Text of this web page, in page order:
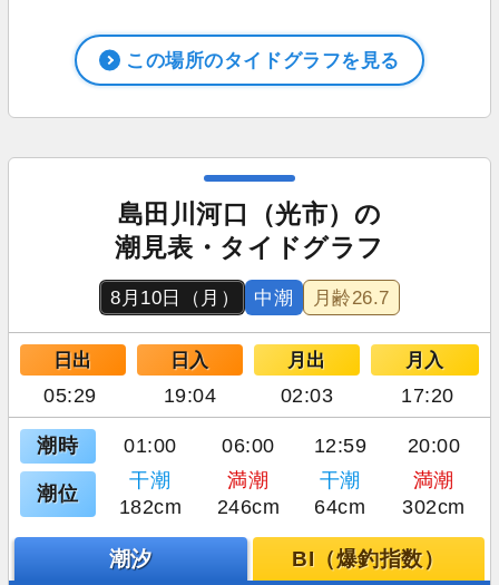
この場所のタイドグラフを見る
島田川河口（光市）の
潮見表・タイドグラフ
8月10日（月） 中潮 月齢26.7
日出 日入 月出 月入
05:29 19:04 02:03 17:20
潮時 01:00 06:00 12:59 20:00
潮位
干潮 満潮 干潮
満潮
182cm
246cm 64cm 302cm
潮汐 BI（爆釣指数）